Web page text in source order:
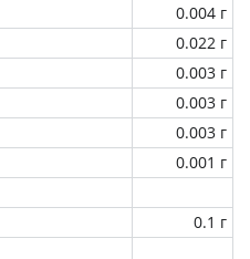
0.004 г
0.022 г
0.003 г
0.003 г
0.003 г
0.001 г
0.1 г